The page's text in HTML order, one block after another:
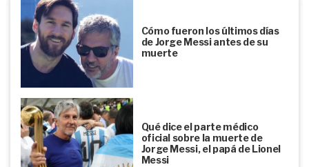
Cómo fueron los últimos días
de Jorge Messi antes de su
muerte
Qué dice el parte médico
oficial sobre la muerte de
Jorge Messi, el papá de Lionel
Messi